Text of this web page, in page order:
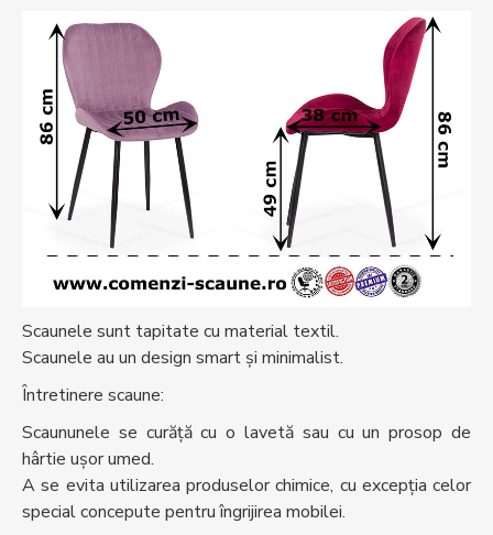
Scaunele sunt tapitate cu material textil.
Scaunele au un design smart și minimalist.
Întretinere scaune:
Scaununele se curăță cu o lavetă sau cu un prosop de
hârtie ușor umed.
A se evita utilizarea produselor chimice, cu excepția celor
special concepute pentru îngrijirea mobilei.